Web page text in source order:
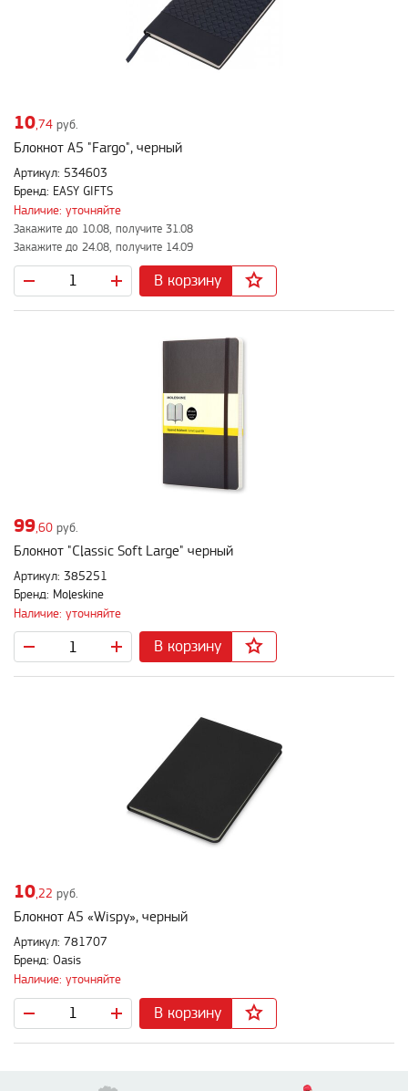
10,74 руб.
Блокнот А5 "Fargo", черный
Артикул: 534603
Бренд: EASY GIFTS
Наличие: уточняйте
Закажите до 10.08, получите 31.08
Закажите до 24.08, получите 14.09
В корзину
99 ,60 руб.
Блокнот "Classic Soft Large" черный
Артикул: 385251
Бренд: Moleskine
Наличие: уточняйте
В корзину
10,22 руб.
Блокнот А5 «Wispy», черный
Артикул: 781707
Бренд: Oasis
Наличие: уточняйте
В корзину